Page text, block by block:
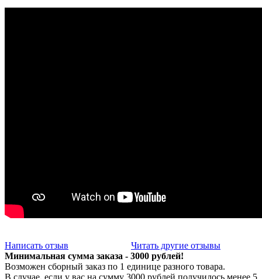
Написать отзыв
Читать другие отзывы
Минимальная сумма заказа - 3000 рублей!
Возможен сборный заказ по 1 единице разного товара.
В случае, если у вас на сумму 3000 рублей получилось менее 5